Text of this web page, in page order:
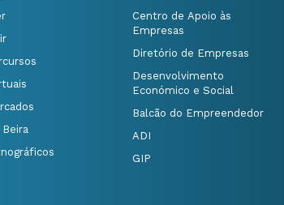
Centro de Apoio às
Empresas
Diretório de Empresas
Desenvolvimento
Económico e Social
Balcão do Empreendedor
ADI
GIP